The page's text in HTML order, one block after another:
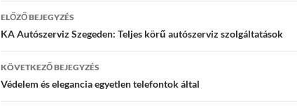
Bejegyzés
navigáció
ELŐZŐ BEJEGYZÉS
KA Autószerviz Szegeden: Teljes körű autószerviz szolgáltatások
KÖVETKEZŐ BEJEGYZÉS
Védelem és elegancia egyetlen telefontok által